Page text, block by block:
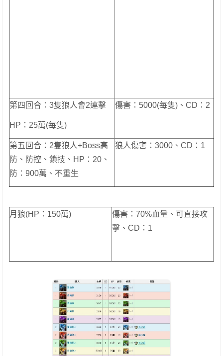
第四回合：3隻狼人會2連擊
HP：25萬(每隻)
傷害：5000(每隻)、CD：2
第五回合：2隻狼人+Boss高
防、防控、鎖技、HP：20、
防：900萬、不重生
狼人傷害：3000、CD：1
月狼(HP：150萬)
傷害：70%血量、可直接攻
擊、CD：1